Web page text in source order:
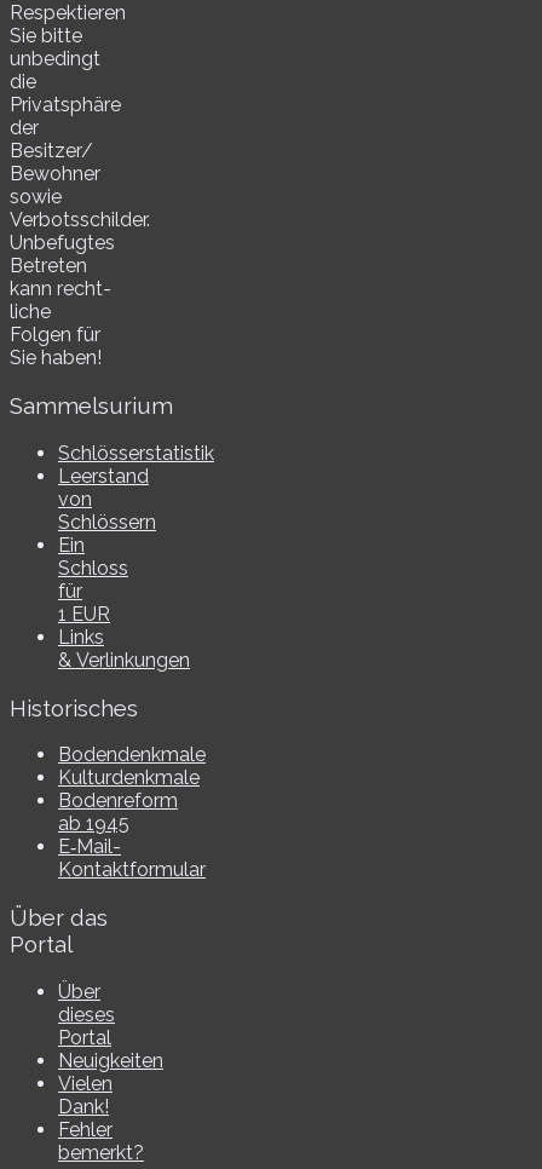
Respektieren
Sie bitte
unbe­dingt
die
Privatsphäre
der
Besitzer/​
Bewohner
sowie
Verbotsschilder.
Unbefugtes
Betreten
kann recht­
li­che
Folgen für
Sie haben!
Sammelsurium
Schlösserstatistik
Leerstand
von
Schlössern
Ein
Schloss
für
1 EUR
Links
& Verlinkungen
Historisches
Bodendenkmale
Kulturdenkmale
Bodenreform
ab 1945
E‑Mail-​​
Kontaktformular
Über das
Portal
Über
dieses
Portal
Neuigkeiten
Vielen
Dank!
Fehler
bemerkt?